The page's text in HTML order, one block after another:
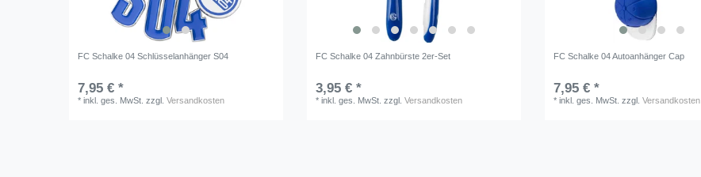
FC Schalke 04 Schlüsselanhänger S04
7,95 € *
*inkl. ges. MwSt. zzgl.Versandkosten
FC Schalke 04 Zahnbürste 2er-Set
3,95 € *
*inkl. ges. MwSt. zzgl.Versandkosten
FC Schalke 04 Autoanhänger Cap
7,95 € *
*inkl. ges. MwSt. zzgl.Versandkosten